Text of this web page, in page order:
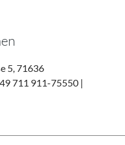
5, 71636
711 911-75550 |